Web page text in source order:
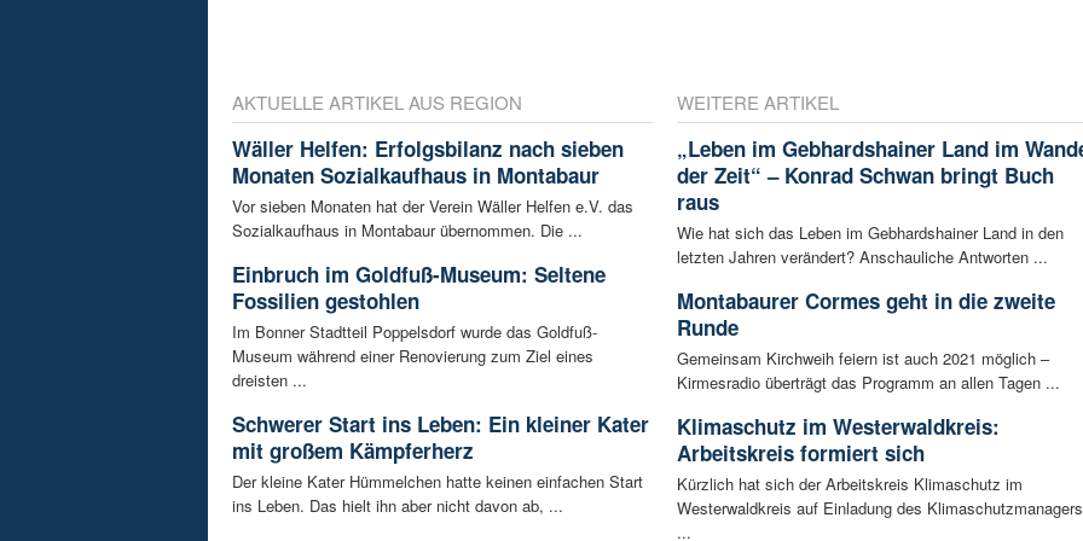
AKTUELLE ARTIKEL AUS REGION
Wäller Helfen: Erfolgsbilanz nach sieben
Monaten Sozialkaufhaus in Montabaur
Vor sieben Monaten hat der Verein Wäller Helfen e.V. das
Sozialkaufhaus in Montabaur übernommen. Die ...
Einbruch im Goldfuß-Museum: Seltene
Fossilien gestohlen
Im Bonner Stadtteil Poppelsdorf wurde das Goldfuß-
Museum während einer Renovierung zum Ziel eines
dreisten ...
Schwerer Start ins Leben: Ein kleiner Kater
mit großem Kämpferherz
Der kleine Kater Hümmelchen hatte keinen einfachen Start
ins Leben. Das hielt ihn aber nicht davon ab, ...
WEITERE ARTIKEL
„Leben im Gebhardshainer Land im
der Zeit“ – Konrad Schwan bringt Buch
raus
Wie hat sich das Leben im Gebhardshainer Land in den
letzten Jahren verändert? Anschauliche Antworten ...
Montabaurer Cormes geht in die zweite
Runde
Gemeinsam Kirchweih feiern ist auch 2021 möglich –
Kirmesradio überträgt das Programm an allen Tagen ...
Klimaschutz im Westerwaldkreis:
Arbeitskreis formiert sich
Kürzlich hat sich der Arbeitskreis Klimaschutz im
Westerwaldkreis auf Einladung des Klimaschutzmanagers
...